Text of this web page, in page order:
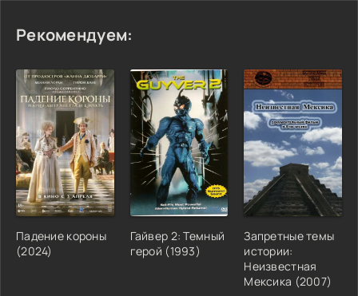
Рекомендуем:
Падение короны
(2024)
Гайвер 2: Темный
герой (1993)
Запретные темы
истории:
Неизвестная
Мексика (2007)